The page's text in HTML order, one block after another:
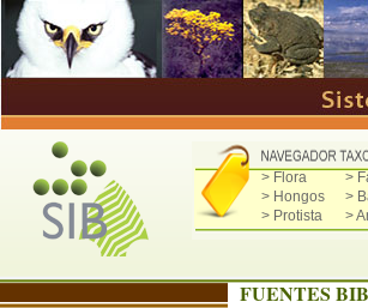
> Flora
>
> Hongos
>
> Protista
>
FUENTES